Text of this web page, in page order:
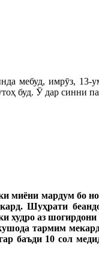
мебуд, имрӯз,
буд. Ӯ дар синни
миёни мардум бо
Шуҳрати
худро аз
тармим
баъди 10 сол